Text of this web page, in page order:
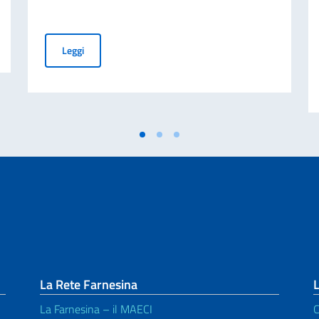
LeggiL'Ambasciatore Tommasi riceve una delegazione
La Rete Farnesina
La Farnesina – il MAECI